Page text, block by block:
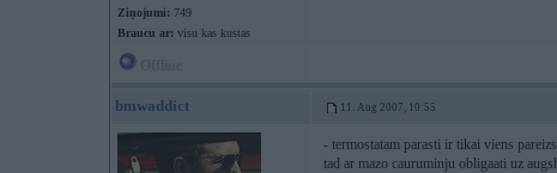
Ziņojumi: 749
Braucu ar: visu kas kustas
bmwaddict 11. Aug 2007, 10:55
- termostatam parasti ir tikai viens
tad ar mazo cauruminju obligaati uz